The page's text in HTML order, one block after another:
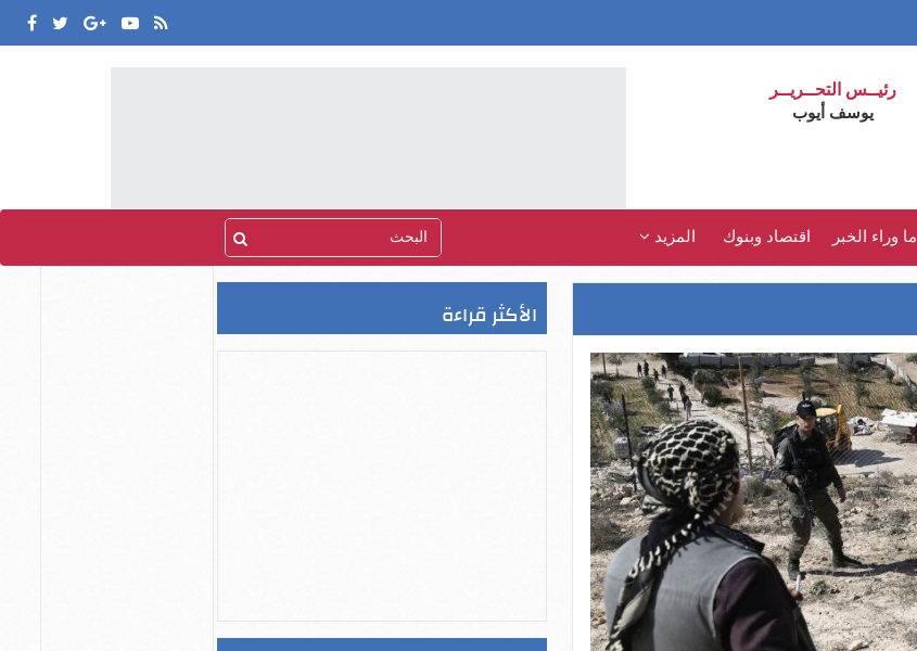
رئيــس التحــريــر
يوسف أيوب
ما وراء الخبر اقتصاد وبنوك المزيد
الأكثر قراءة